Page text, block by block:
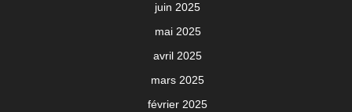
juin 2025
mai 2025
avril 2025
mars 2025
février 2025